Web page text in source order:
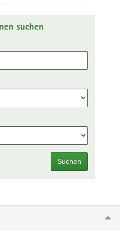
suchen
Suchen